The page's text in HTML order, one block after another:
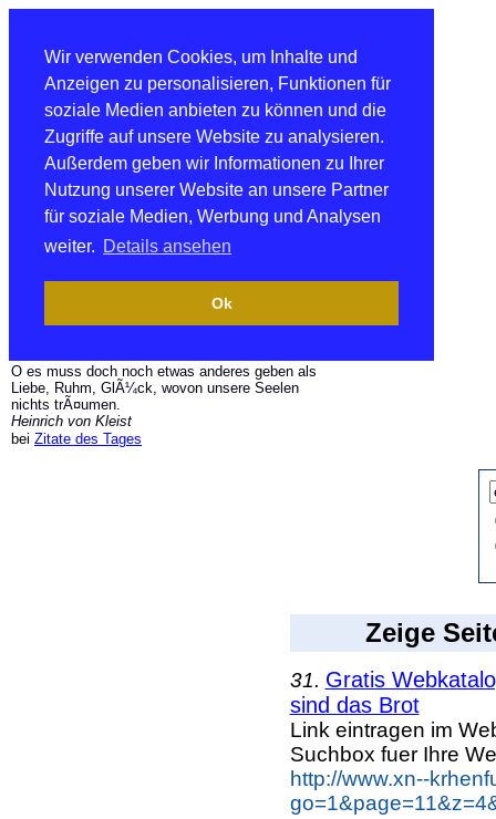
Wir verwenden Cookies, um Inhalte und
Anzeigen zu personalisieren, Funktionen für
soziale Medien anbieten zu können und die
Zugriffe auf unsere Website zu analysieren.
Außerdem geben wir Informationen zu Ihrer
Nutzung unserer Website an unsere Partner
für soziale Medien, Werbung und Analysen
weiter. Details ansehen
Ok
O es muss doch noch etwas anderes geben als
Liebe, Ruhm, GlÃ¼ck, wovon unsere Seelen
nichts trÃ¤umen.
Heinrich von Kleist
bei Zitate des Tages
Zeige
31. Gratis
sind das Brot
Link eintragen im
Suchbox fuer Ihre
http://www.xn--